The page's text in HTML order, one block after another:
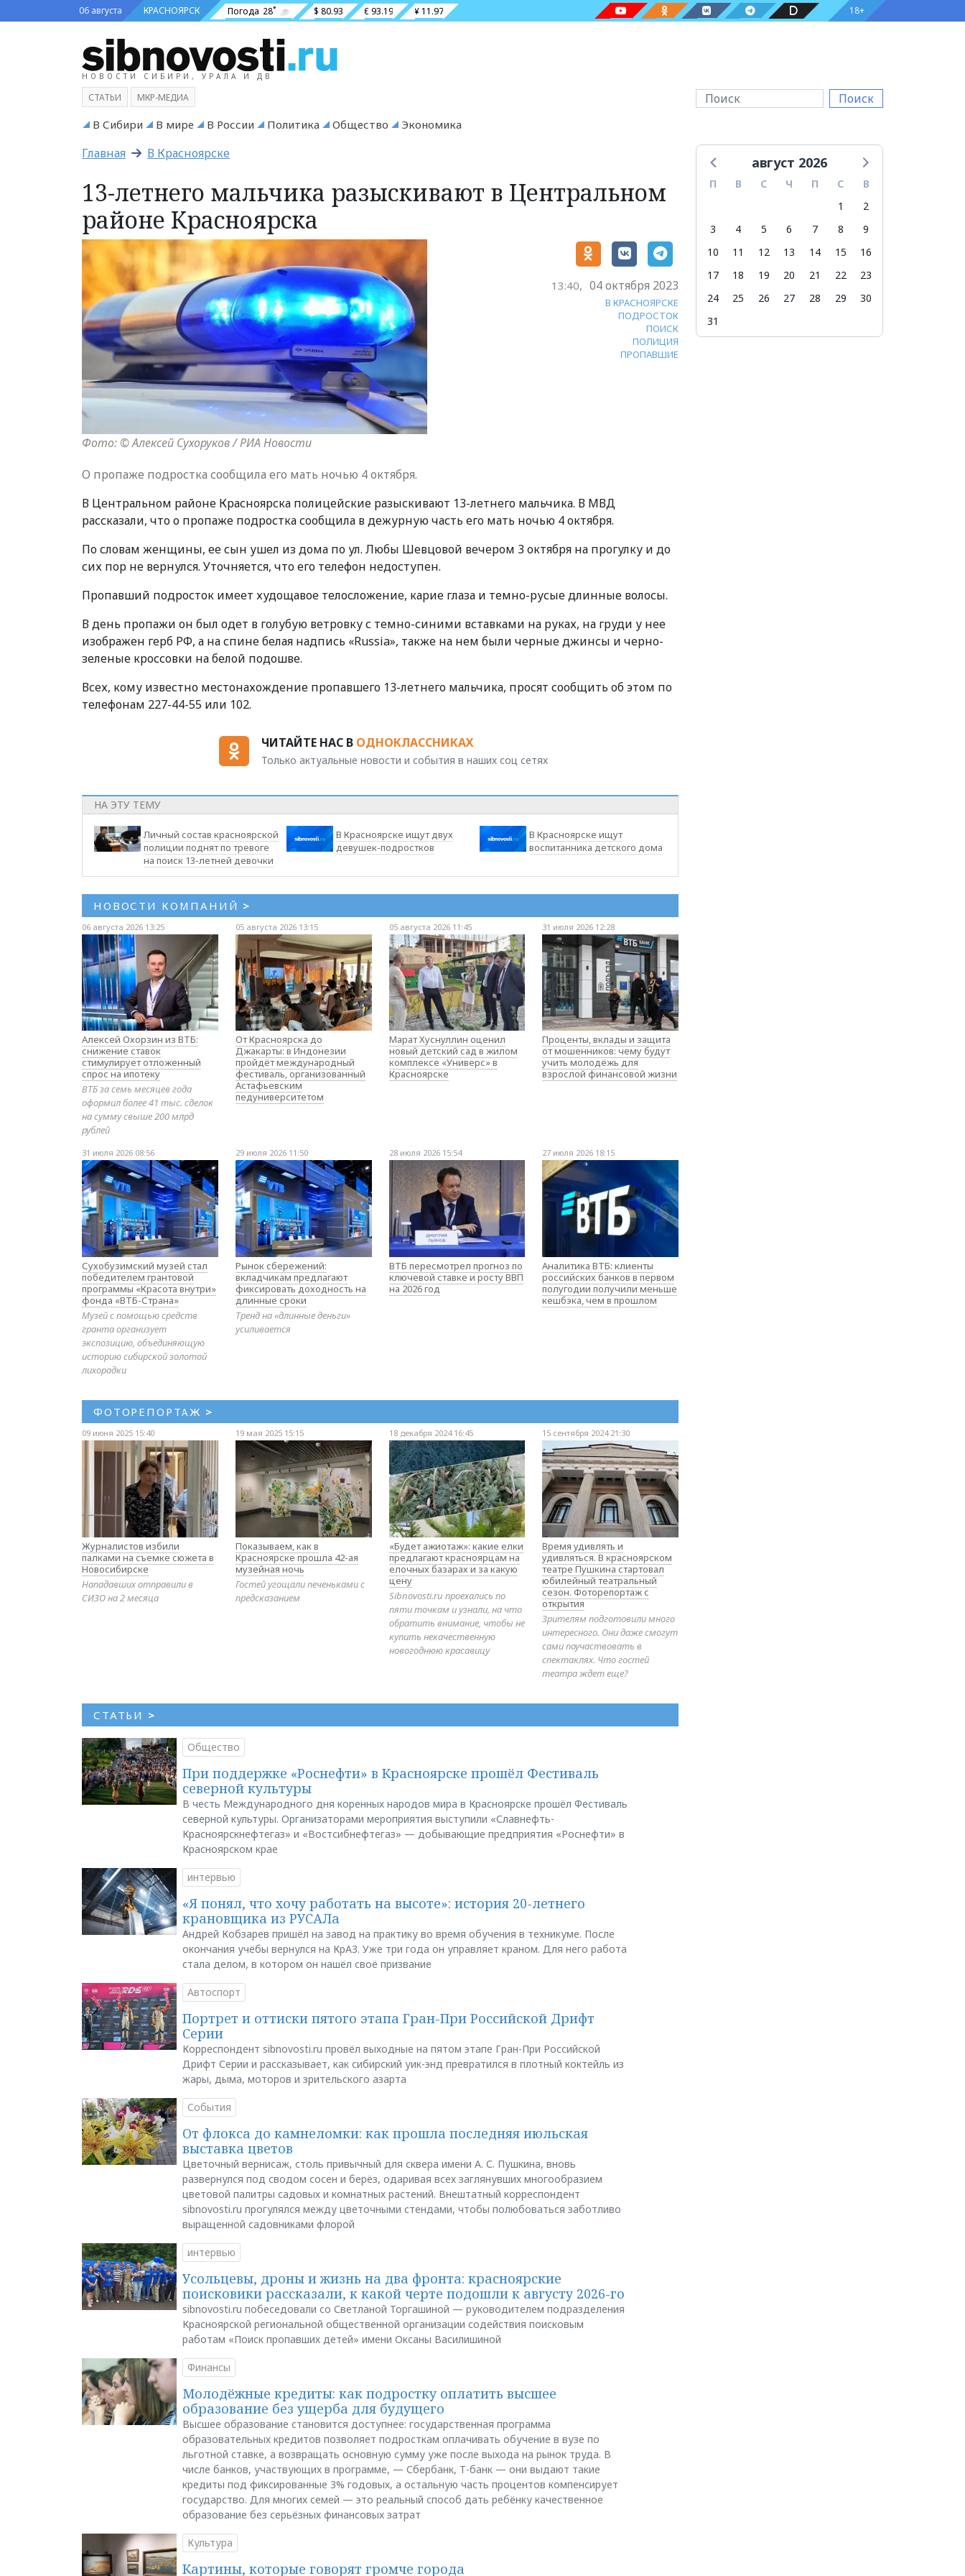
06 августа КРАСНОЯРСК Погода 28˚ $ 80.93 € 93.19 ¥ 11.97 18+
НОВОСТИ СИБИРИ, УРАЛА И ДВ
Поиск
СТАТЬИ МКР-МЕДИА
В Сибири В мире В России Политика Общество Экономика
Главная В Красноярске
13-летнего мальчика разыскивают в Центральном
районе Красноярска
Фото: © Алексей Сухоруков / РИА Новости
13:40, 04 октября 2023
В КРАСНОЯРСКЕ
ПОДРОСТОК
ПОИСК
ПОЛИЦИЯ
ПРОПАВШИЕ
О пропаже подростка сообщила его мать ночью 4 октября.
В Центральном районе Красноярска полицейские разыскивают 13-летнего мальчика. В МВД
рассказали, что о пропаже подростка сообщила в дежурную часть его мать ночью 4 октября.
По словам женщины, ее сын ушел из дома по ул. Любы Шевцовой вечером 3 октября на прогулку и до
сих пор не вернулся. Уточняется, что его телефон недоступен.
Пропавший подросток имеет худощавое телосложение, карие глаза и темно-русые длинные волосы.
В день пропажи он был одет в голубую ветровку с темно-синими вставками на руках, на груди у нее
изображен герб РФ, а на спине белая надпись «Russia», также на нем были черные джинсы и черно-
зеленые кроссовки на белой подошве.
Всех, кому известно местонахождение пропавшего 13-летнего мальчика, просят сообщить об этом по
телефонам 227-44-55 или 102.
ЧИТАЙТЕ НАС В ОДНОКЛАССНИКАХ
Только актуальные новости и события в наших соц сетях
НА ЭТУ ТЕМУ
Личный состав красноярской
полиции поднят по тревоге
на поиск 13-летней девочки
В Красноярске ищут двух
девушек-подростков
В Красноярске ищут
воспитанника детского дома
НОВОСТИ КОМПАНИЙ >
06 августа 2026 13:25
Алексей Охорзин из ВТБ:
снижение ставок
стимулирует отложенный
спрос на ипотеку
ВТБ за семь месяцев года
оформил более 41 тыс. сделок
на сумму свыше 200 млрд
рублей
05 августа 2026 13:15
От Красноярска до
Джакарты: в Индонезии
пройдёт международный
фестиваль, организованный
Астафьевским
педуниверситетом
05 августа 2026 11:45
Марат Хуснуллин оценил
новый детский сад в жилом
комплексе «Универс» в
Красноярске
31 июля 2026 12:28
Проценты, вклады и защита
от мошенников: чему будут
учить молодёжь для
взрослой финансовой жизни
31 июля 2026 08:56
Сухобузимский музей стал
победителем грантовой
программы «Красота внутри»
фонда «ВТБ-Страна»
Музей с помощью средств
гранта организует
экспозицию, объединяющую
историю сибирской золотой
лихорадки
29 июля 2026 11:50
Рынок сбережений:
вкладчикам предлагают
фиксировать доходность на
длинные сроки
Тренд на «длинные деньги»
усиливается
28 июля 2026 15:54
ВТБ пересмотрел прогноз по
ключевой ставке и росту ВВП
на 2026 год
27 июля 2026 18:15
Аналитика ВТБ: клиенты
российских банков в первом
полугодии получили меньше
кешбэка, чем в прошлом
ФОТОРЕПОРТАЖ >
09 июня 2025 15:40
Журналистов избили
палками на съемке сюжета в
Новосибирске
Нападавших отправили в
СИЗО на 2 месяца
19 мая 2025 15:15
Показываем, как в
Красноярске прошла 42-ая
музейная ночь
Гостей угощали печеньками с
предсказанием
18 декабря 2024 16:45
«Будет ажиотаж»: какие елки
предлагают красноярцам на
елочных базарах и за какую
цену
Sibnovosti.ru проехались по
пяти точкам и узнали, на что
обратить внимание, чтобы не
купить некачественную
новогоднюю красавицу
15 сентября 2024 21:30
Время удивлять и
удивляться. В красноярском
театре Пушкина стартовал
юбилейный театральный
сезон. Фоторепортаж с
открытия
Зрителям подготовили много
интересного. Они даже смогут
сами поучаствовать в
спектаклях. Что гостей
театра ждет еще?
СТАТЬИ >
Общество
При поддержке «Роснефти» в Красноярске прошёл Фестиваль
северной культуры
В честь Международного дня коренных народов мира в Красноярске прошёл Фестиваль
северной культуры. Организаторами мероприятия выступили «Славнефть-
Красноярскнефтегаз» и «Востсибнефтегаз» — добывающие предприятия «Роснефти» в
Красноярском крае
интервью
«Я понял, что хочу работать на высоте»: история 20-летнего
крановщика из РУСАЛа
Андрей Кобзарев пришёл на завод на практику во время обучения в техникуме. После
окончания учёбы вернулся на КрАЗ. Уже три года он управляет краном. Для него работа
стала делом, в котором он нашёл своё призвание
Автоспорт
Портрет и оттиски пятого этапа Гран-При Российской Дрифт
Серии
Корреспондент sibnovosti.ru провёл выходные на пятом этапе Гран-При Российской
Дрифт Серии и рассказывает, как сибирский уик-энд превратился в плотный коктейль из
жары, дыма, моторов и зрительского азарта
События
От флокса до камнеломки: как прошла последняя июльская
выставка цветов
Цветочный вернисаж, столь привычный для сквера имени А. С. Пушкина, вновь
развернулся под сводом сосен и берёз, одаривая всех заглянувших многообразием
цветовой палитры садовых и комнатных растений. Внештатный корреспондент
sibnovosti.ru прогулялся между цветочными стендами, чтобы полюбоваться заботливо
выращенной садовниками флорой
интервью
Усольцевы, дроны и жизнь на два фронта: красноярские
поисковики рассказали, к какой черте подошли к августу 2026-го
sibnovosti.ru побеседовали со Светланой Торгашиной — руководителем подразделения
Красноярской региональной общественной организации содействия поисковым
работам «Поиск пропавших детей» имени Оксаны Василишиной
Финансы
Молодёжные кредиты: как подростку оплатить высшее
образование без ущерба для будущего
Высшее образование становится доступнее: государственная программа
образовательных кредитов позволяет подросткам оплачивать обучение в вузе по
льготной ставке, а возвращать основную сумму уже после выхода на рынок труда. В
числе банков, участвующих в программе, — Сбербанк, Т-банк — они выдают такие
кредиты под фиксированные 3% годовых, а остальную часть процентов компенсирует
государство. Для многих семей — это реальный способ дать ребёнку качественное
образование без серьёзных финансовых затрат
Культура
Картины, которые говорят громче города
август 2026
П В С Ч П С
В
1
2
3
4 5 6 7 8
9
10
11 12 13 14 15
16
17
18 19 20 21 22
23
24
25 26 27 28 29
30
31